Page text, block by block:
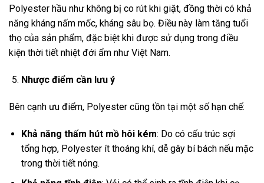
Polyester hầu như không bị co rút khi giặt, đồng thời có khả
năng kháng nấm mốc, kháng sâu bọ. Điều này làm tăng tuổi
thọ của sản phẩm, đặc biệt khi được sử dụng trong điều
kiện thời tiết nhiệt đới ẩm như Việt Nam.
Nhược điểm cần lưu ý
Bên cạnh ưu điểm, Polyester cũng tồn tại một số hạn chế:
Khả năng thấm hút mồ hôi kém: Do có cấu trúc sợi
tổng hợp, Polyester ít thoáng khí, dễ gây bí bách nếu mặc
trong thời tiết nóng.